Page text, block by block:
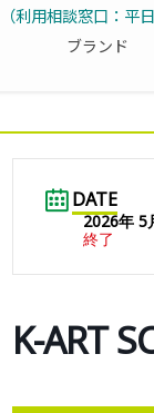
ブランド
（利用相談窓口：平
DATE
2026年 5
終了
K-ART